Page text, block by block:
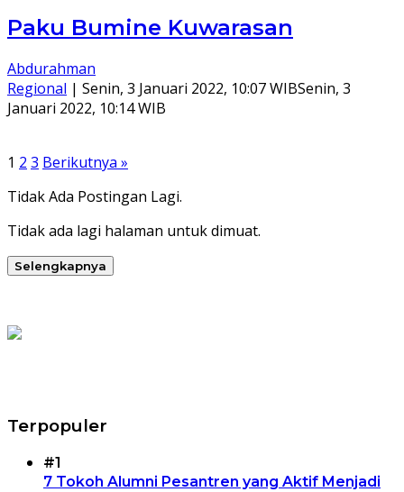
Paku Bumine Kuwarasan
Abdurahman
Regional | Senin, 3 Januari 2022, 10:07 WIBSenin, 3
Januari 2022, 10:14 WIB
Paginasi
pos
1 2 3 Berikutnya »
Tidak Ada Postingan Lagi.
Tidak ada lagi halaman untuk dimuat.
Selengkapnya
Terpopuler
#1
7 Tokoh Alumni Pesantren yang Aktif Menjadi